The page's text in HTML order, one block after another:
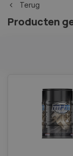
Terug
Producten